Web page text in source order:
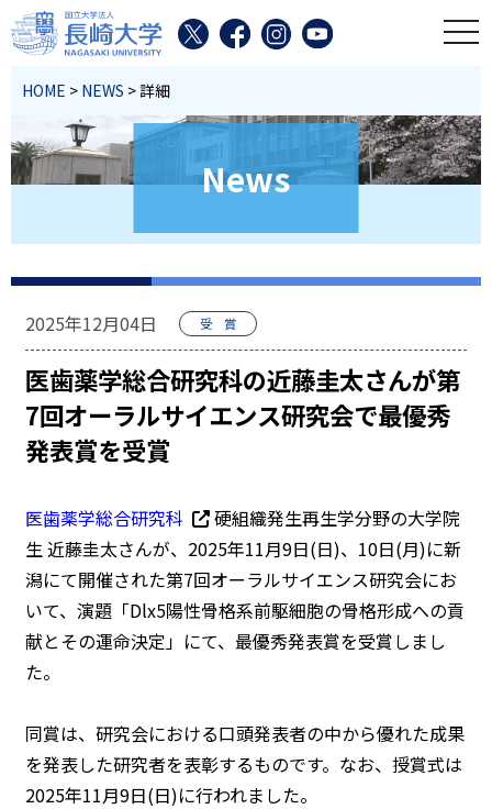
HOME > NEWS > 詳細
News
2025年12月04日 受 賞
医歯薬学総合研究科の近藤圭太さんが第
7回オーラルサイエンス研究会で最優秀
発表賞を受賞
医歯薬学総合研究科
硬組織発生再生学分野の大学院
生 近藤圭太さんが、2025年11月9日(日)、10日(月)に新
潟にて開催された第7回オーラルサイエンス研究会にお
いて、演題「Dlx5陽性骨格系前駆細胞の骨格形成への貢
献とその運命決定」にて、最優秀発表賞を受賞しまし
た。
同賞は、研究会における口頭発表者の中から優れた成果
を発表した研究者を表彰するものです。なお、授賞式は
2025年11月9日(日)に行われました。